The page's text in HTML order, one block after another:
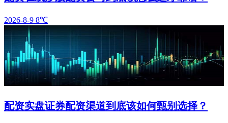
2026-8-9 8℃
配资实盘证券配资渠道到底该如何甄别选择？